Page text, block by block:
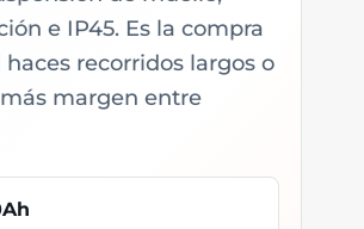
e IP45. Es la compra
haces recorridos largos o
margen entre